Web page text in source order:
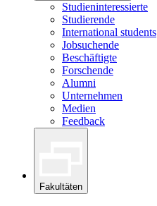
Studieninteressierte
Studierende
International students
Jobsuchende
Beschäftigte
Forschende
Alumni
Unternehmen
Medien
Feedback
Fakultäten